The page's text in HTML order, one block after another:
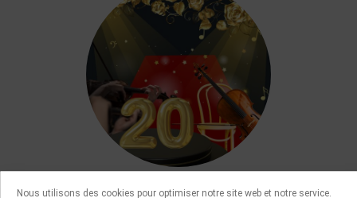
Nous utilisons des cookies pour optimiser notre site web et notre service.
MANIFESTATIONS